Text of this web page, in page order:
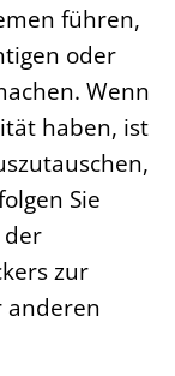
führen,
oder
Wenn
haben, ist
Sie
der
zur
anderen